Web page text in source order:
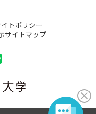
イトポリシー
サイトマップ